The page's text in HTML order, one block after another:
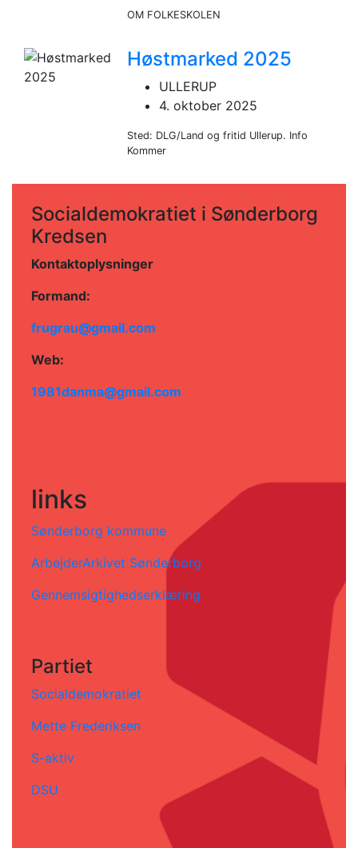
OM FOLKESKOLEN
Høstmarked 2025
ULLERUP
4. oktober 2025
Sted: DLG/Land og fritid Ullerup. Info
Kommer
Socialdemokratiet i Sønderborg
Kredsen
Kontaktoplysninger
Formand:
frugrau@gmail.com
Web:
1981danma@gmail.com
links
Sønderborg kommune
ArbejderArkivet Sønderborg
Gennemsigtighedserklæring
Partiet
Socialdemokratiet
Mette Frederiksen
S-aktiv
DSU